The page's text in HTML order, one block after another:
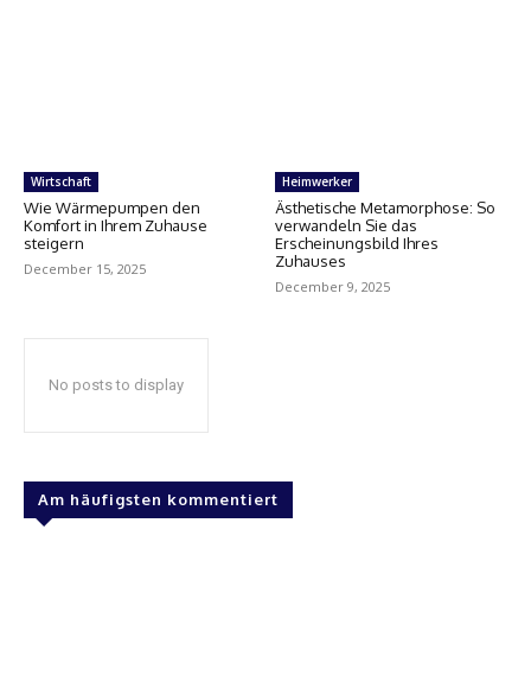
Wirtschaft
Wie Wärmepumpen den
Komfort in Ihrem Zuhause
steigern
December 15, 2025
Heimwerker
Ästhetische Metamorphose: So
verwandeln Sie das
Erscheinungsbild Ihres
Zuhauses
December 9, 2025
Am häufigsten kommentiert
No posts to display